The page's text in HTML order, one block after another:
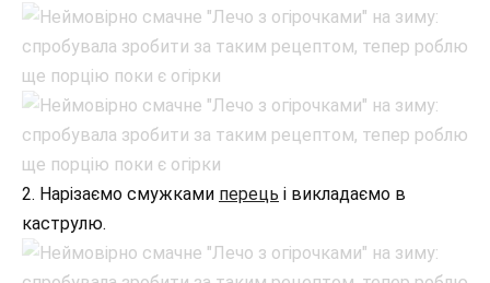
2. Нарізаємо смужками перець і викладаємо в
каструлю.